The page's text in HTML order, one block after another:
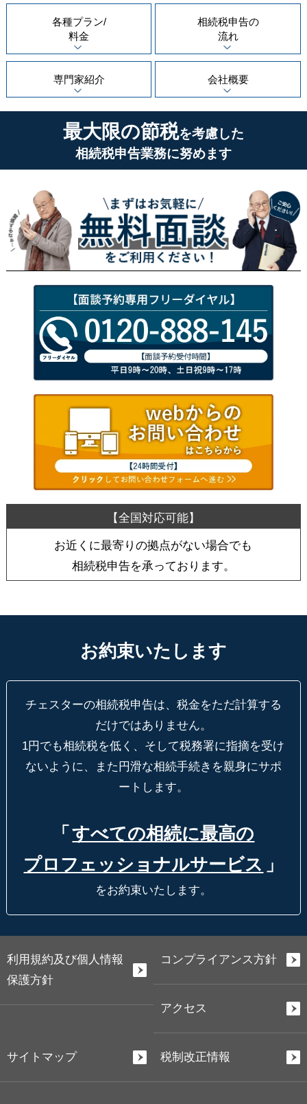
各種プラン/
料金
相続税申告の
流れ
専門家紹介 会社概要
最大限の節税を考慮した
相続税申告業務に努めます
お近くに最寄りの拠点がない場合でも
相続税申告を承っております。
お約束いたします
チェスターの相続税申告は、税金をただ計算する
だけではありません。
1円でも相続税を低く、そして税務署に指摘を受け
ないように、
また円滑な相続手続きを親身にサポ
ートします。
「 すべての相続に最高の
プロフェッショナルサービス 」
をお約束いたします。
利用規約及び個人情報
保護方針
コンプライアンス方針
アクセス
サイトマップ 税制改正情報